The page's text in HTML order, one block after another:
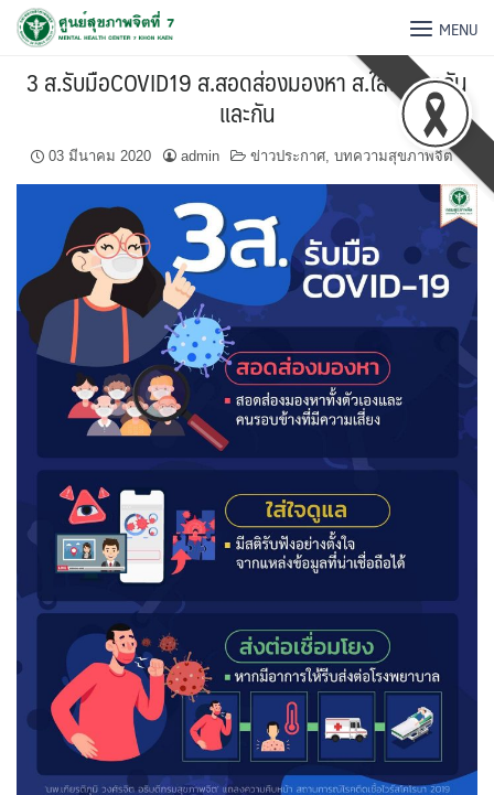
MENU
3 ส.รับมือCOVID19 ส.สอดส่องมองหา ส.ใส่ใจดูแลกัน
และกัน
03 มีนาคม 2020 admin ข่าวประกาศ, บทความสุขภาพจิต